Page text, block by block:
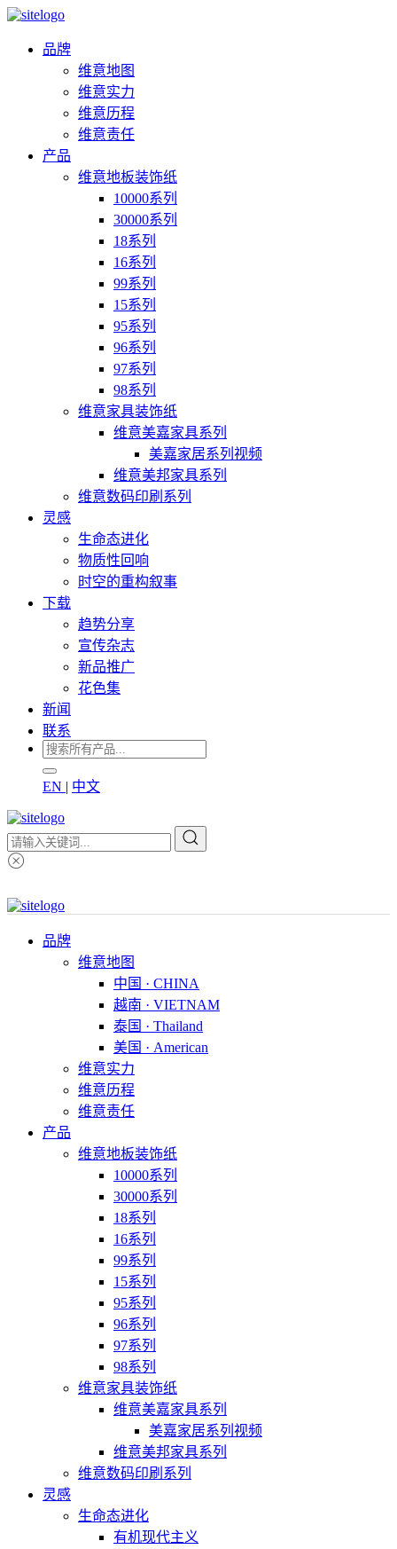
品牌
维意地图
维意实力
维意历程
维意责任
产品
维意地板装饰纸
10000系列
30000系列
18系列
16系列
99系列
15系列
95系列
96系列
97系列
98系列
维意家具装饰纸
维意美嘉家具系列
美嘉家居系列视频
维意美邦家具系列
维意数码印刷系列
灵感
生命态进化
物质性回响
时空的重构叙事
下载
趋势分享
宣传杂志
新品推广
花色集
新闻
联系
EN | 中文
品牌
维意地图
中国 · CHINA
越南 · VIETNAM
泰国 · Thailand
美国 · American
维意实力
维意历程
维意责任
产品
维意地板装饰纸
10000系列
30000系列
18系列
16系列
99系列
15系列
95系列
96系列
97系列
98系列
维意家具装饰纸
维意美嘉家具系列
美嘉家居系列视频
维意美邦家具系列
维意数码印刷系列
灵感
生命态进化
有机现代主义